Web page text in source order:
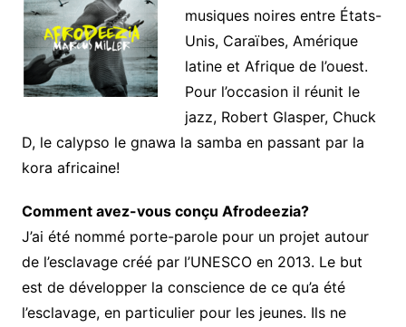
musiques noires entre États-
Unis, Caraïbes, Amérique
latine et Afrique de l’ouest.
Pour l’occasion il réunit le
jazz, Robert Glasper, Chuck
D, le calypso le gnawa la samba en passant par la
kora africaine!
Comment avez-vous conçu Afrodeezia?
J’ai été nommé porte-parole pour un projet autour
de l’esclavage créé par l’UNESCO en 2013. Le but
est de développer la conscience de ce qu’a été
l’esclavage, en particulier pour les jeunes. Ils ne